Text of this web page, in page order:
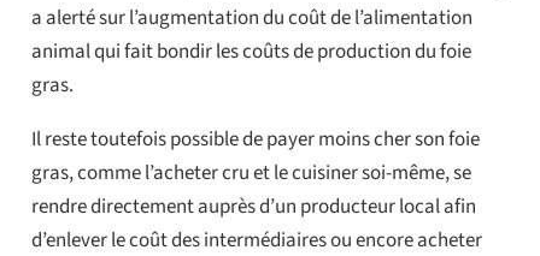
a alerté sur l’augmentation du coût de l’alimentation
animal qui fait bondir les coûts de production du foie
gras.
Il reste toutefois possible de payer moins cher son foie
gras, comme l’acheter cru et le cuisiner soi-même, se
rendre directement auprès d’un producteur local afin
d’enlever le coût des intermédiaires ou encore acheter